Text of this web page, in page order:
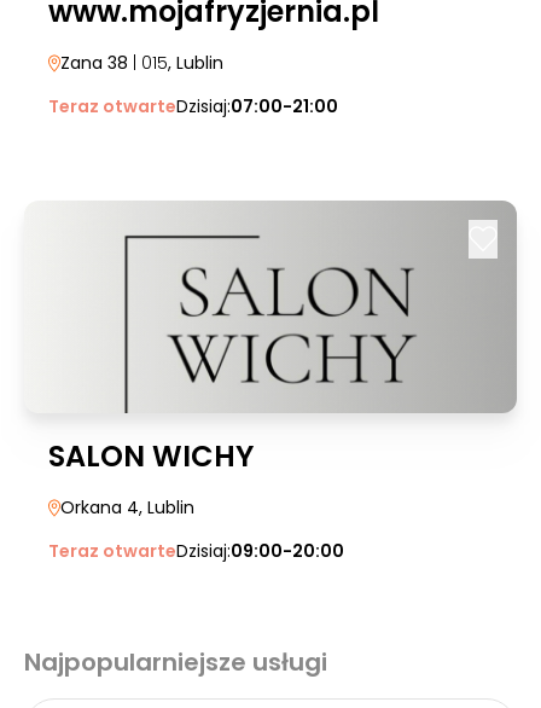
www.mojafryzjernia.pl
Zana 38 | 015, Lublin
Teraz otwarteDzisiaj:07:00-21:00
SALON WICHY
Orkana 4, Lublin
Teraz otwarteDzisiaj:09:00-20:00
Najpopularniejsze usługi